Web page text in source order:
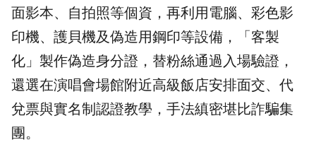
面影本、自拍照等個資，再利用電腦、彩色影
印機、護貝機及偽造用鋼印等設備，「客製
化」製作偽造身分證，替粉絲通過入場驗證，
還選在演唱會場館附近高級飯店安排面交、代
兌票與實名制 認證教學，手法縝密堪比詐騙集
團。